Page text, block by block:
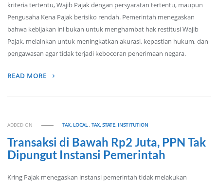
kriteria tertentu, Wajib Pajak dengan persyaratan tertentu, maupun
Pengusaha Kena Pajak berisiko rendah. Pemerintah menegaskan
bahwa kebijakan ini bukan untuk menghambat hak restitusi Wajib
Pajak, melainkan untuk meningkatkan akurasi, kepastian hukum, dan
pengawasan agar tidak terjadi kebocoran penerimaan negara.
READ MORE
ADDED ON TAX, LOCAL,TAX, STATE, INSTITUTION
Transaksi di Bawah Rp2 Juta, PPN Tak
Dipungut Instansi Pemerintah
Kring Pajak menegaskan instansi pemerintah tidak melakukan